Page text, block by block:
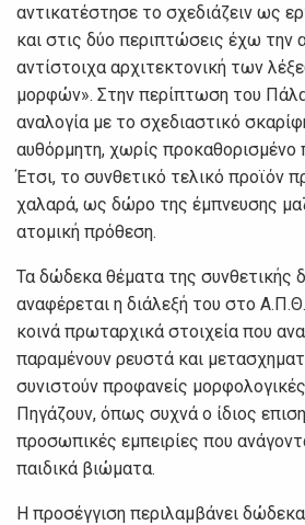
αντικατέστησε το σχεδιάζειν ως
και στις δύο περιπτώσεις έχω την
αντίστοιχα αρχιτεκτονική των
μορφών». Στην περίπτωση του
αναλογία με το σχεδιαστικό
αυθόρμητη, χωρίς προκαθορισμένο
Έτσι, το συνθετικό τελικό προϊόν
χαλαρά, ως δώρο της έμπνευσης
ατομική πρόθεση.
Τα δώδεκα θέματα της συνθετικής
αναφέρεται η διάλεξή του στο
κοινά πρωταρχικά στοιχεία που
παραμένουν ρευστά και
συνιστούν προφανείς
Πηγάζουν, όπως συχνά ο ίδιος
προσωπικές εμπειρίες που
παιδικά βιώματα.
Η προσέγγιση περιλαμβάνει